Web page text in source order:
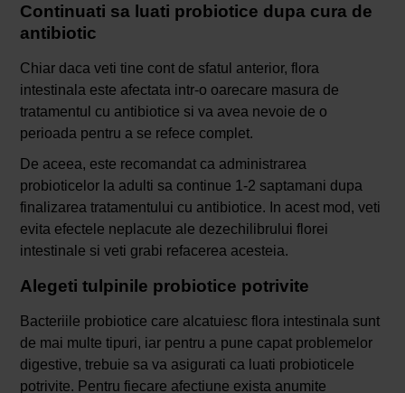
Continuati sa luati probiotice dupa cura de
antibiotic
Chiar daca veti tine cont de sfatul anterior, flora
intestinala este afectata intr-o oarecare masura de
tratamentul cu antibiotice si va avea nevoie de o
perioada pentru a se refece complet.
De aceea, este recomandat ca administrarea
probioticelor la adulti sa continue 1-2 saptamani dupa
finalizarea tratamentului cu antibiotice. In acest mod, veti
evita efectele neplacute ale dezechilibrului florei
intestinale si veti grabi refacerea acesteia.
Alegeti tulpinile probiotice potrivite
Bacteriile probiotice care alcatuiesc flora intestinala sunt
de mai multe tipuri, iar pentru a pune capat problemelor
digestive, trebuie sa va asigurati ca luati probioticele
potrivite. Pentru fiecare afectiune exista anumite